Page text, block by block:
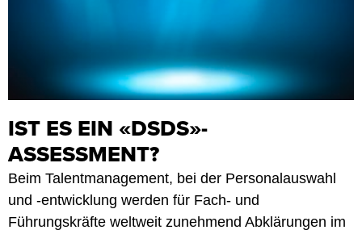
IST ES EIN «DSDS»-
ASSESSMENT?
Beim Talentmanagement, bei der Personalauswahl
und -entwicklung werden für Fach- und
Führungskräfte weltweit zunehmend Abklärungen im